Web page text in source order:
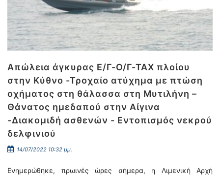
Απώλεια άγκυρας Ε/Γ-Ο/Γ-ΤΑΧ πλοίου
στην Κύθνο -Τροχαίο ατύχημα με πτώση
οχήματος στη θάλασσα στη Μυτιλήνη –
Θάνατος ημεδαπού στην Αίγινα
-Διακομιδή ασθενών - Εντοπισμός νεκρού
δελφινιού
14/07/2022 10:32 μμ.
Ενημερώθηκε, πρωινές ώρες σήμερα, η Λιμενική Αρχή